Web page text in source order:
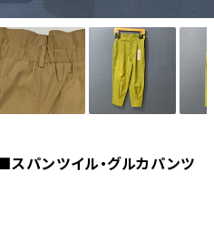
パンツイル・グルカパンツ